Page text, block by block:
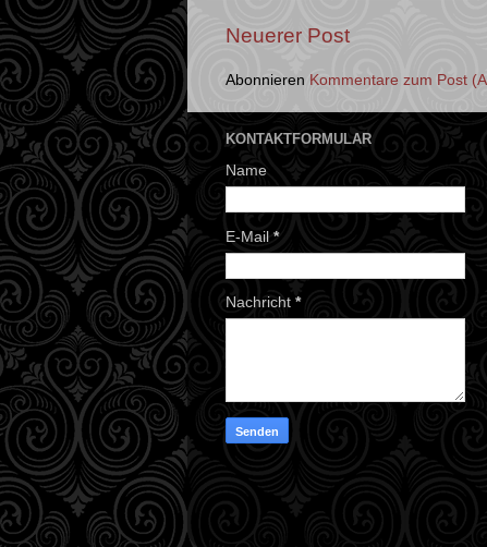
Neuerer Post
Abonnieren Kommentare zum Post
KONTAKTFORMULAR
Name
E-Mail *
Nachricht *